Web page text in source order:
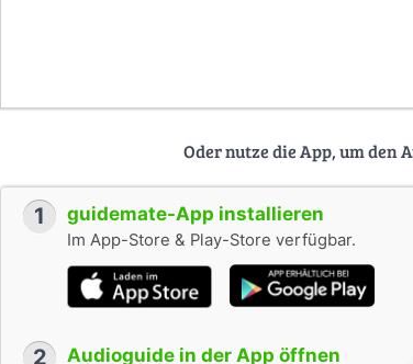
Oder nutze die App, um den
1 guidemate-App installieren
Im App-Store & Play-Store verfügbar.
2 Audioguide in der App öffnen